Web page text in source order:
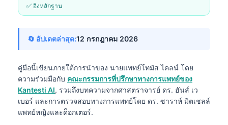
✅ อิงหลักฐาน
🔄 อัปเดตล่าสุด:12 กรกฎาคม 2026
คู่มือนี้เขียนภายใต้การนำของ นายแพทย์โทมัส ไคลน์ โดย
ความร่วมมือกับ คณะกรรมการที่ปรึกษาทางการแพทย์ของ
Kantesti AI, รวมถึงบทความจากศาสตราจารย์ ดร. ฮันส์ เว
เบอร์ และการตรวจสอบทางการแพทย์โดย ดร. ซาราห์ มิตเชลล์
แพทย์หญิงและด็อกเตอร์.